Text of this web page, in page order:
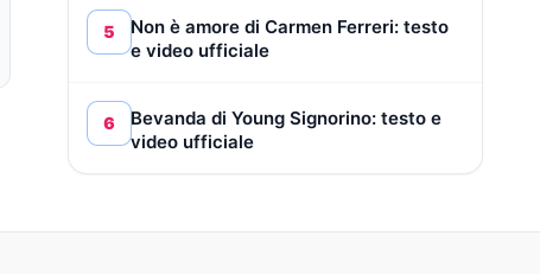
5
Non è amore di Carmen Ferreri: testo
e video ufficiale
6
Bevanda di Young Signorino: testo e
video ufficiale